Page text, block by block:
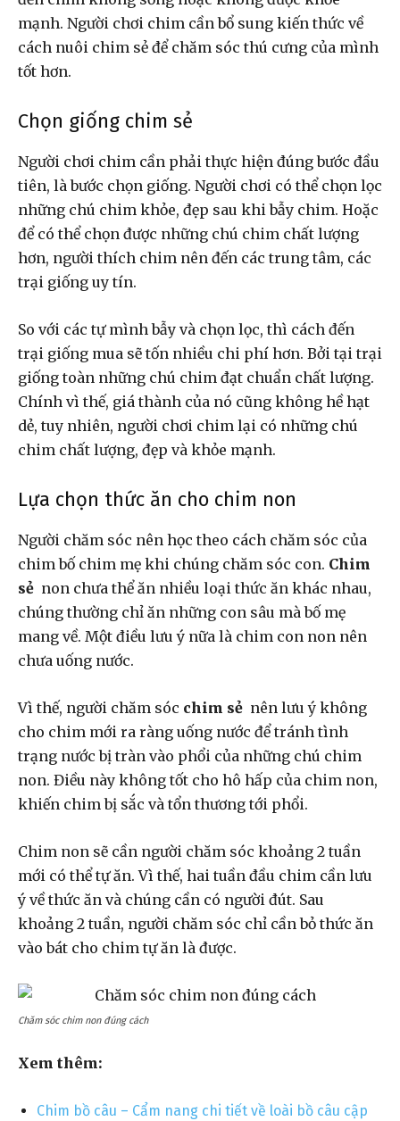
mạnh. Người chơi chim cần bổ sung kiến thức về
cách nuôi chim sẻ để chăm sóc thú cưng của mình
tốt hơn.
Chọn giống chim sẻ
Người chơi chim cần phải thực hiện đúng bước đầu
tiên, là bước chọn giống. Người chơi có thể chọn lọc
những chú chim khỏe, đẹp sau khi bẫy chim. Hoặc
để có thể chọn được những chú chim chất lượng
hơn, người thích chim nên đến các trung tâm, các
trại giống uy tín.
So với các tự mình bẫy và chọn lọc, thì cách đến
trại giống mua sẽ tốn nhiều chi phí hơn. Bởi tại trại
giống toàn những chú chim đạt chuẩn chất lượng.
Chính vì thế, giá thành của nó cũng không hề hạt
dẻ, tuy nhiên, người chơi chim lại có những chú
chim chất lượng, đẹp và khỏe mạnh.
Lựa chọn thức ăn cho chim non
Người chăm sóc nên học theo cách chăm sóc của
chim bố chim mẹ khi chúng chăm sóc con. Chim
sẻ non chưa thể ăn nhiều loại thức ăn khác nhau,
chúng thường chỉ ăn những con sâu mà bố mẹ
mang về. Một điều lưu ý nữa là chim con non nên
chưa uống nước.
Vì thế, người chăm sóc chim sẻ nên lưu ý không
cho chim mới ra ràng uống nước để tránh tình
trạng nước bị tràn vào phổi của những chú chim
non. Điều này không tốt cho hô hấp của chim non,
khiến chim bị sắc và tổn thương tới phổi.
Chim non sẽ cần người chăm sóc khoảng 2 tuần
mới có thể tự ăn. Vì thế, hai tuần đầu chim cần lưu
ý về thức ăn và chúng cần có người đút. Sau
khoảng 2 tuần, người chăm sóc chỉ cần bỏ thức ăn
vào bát cho chim tự ăn là được.
Chăm sóc chim non đúng cách
Xem thêm:
Chim bồ câu – Cẩm nang chi tiết về loài bồ câu cập